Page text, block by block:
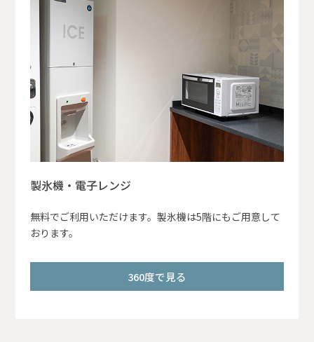
製氷機・電子レンジ
無料でご利用いただけます。製氷機は5階にもご用意して
おります。
360度で見る